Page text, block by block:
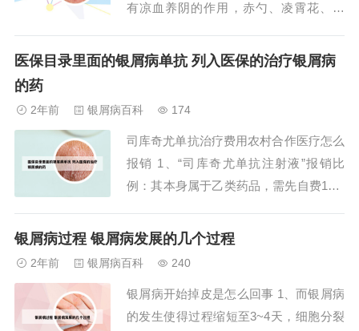
有凉血养阴的作用，赤勺、凌霄花、紫
的功效，可用于治疗牛皮癣。具体用药量
g、牡丹皮6g、大黄6g、红花6g...
医保目录里面的银屑病单抗 列入医保的治疗银屑病
的药
2年前 银屑病百科 174
司库奇尤单抗治疗费用农村合作医疗怎么
报销 1、“司库奇尤单抗注射液”报销比
例：其本身属于乙类药品，需先自费10%
险按照60%报销，城镇职工基本医疗保险
生物制剂，常为注射液类制剂。2...
银屑病过程 银屑病发展的几个过程
2年前 银屑病百科 240
银屑病开始掉皮是怎么回事 1、而银屑病
的发生使得过程缩短至3~4天，细胞分裂